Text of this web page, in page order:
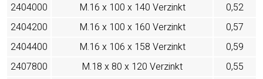
2404000
M.16 x 100 x 140 Verzinkt
0,52
2404200
M.16 x 100 x 160 Verzinkt
0,57
2404400
M.16 x 106 x 158 Verzinkt
0,59
2407800
M.18 x 80 x 120 Verzinkt
0,55